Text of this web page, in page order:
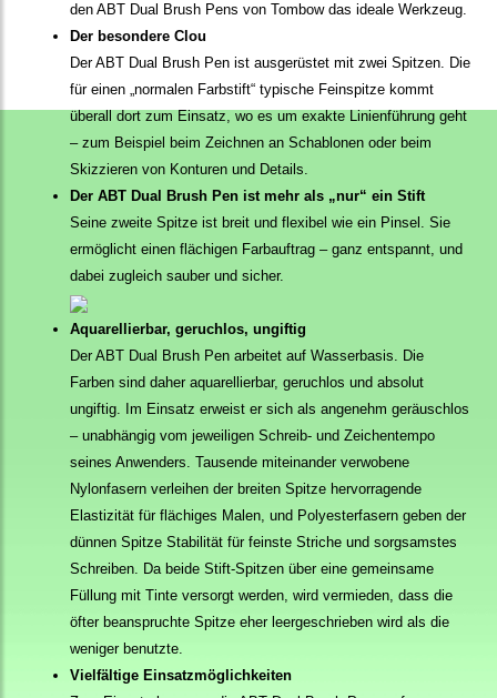
den ABT Dual Brush Pens von Tombow das ideale Werkzeug.
Der besondere Clou
Der ABT Dual Brush Pen ist ausgerüstet mit zwei Spitzen. Die
für einen „normalen Farbstift“ typische Feinspitze kommt
überall dort zum Einsatz, wo es um exakte Linienführung geht
– zum Beispiel beim Zeichnen an Schablonen oder beim
Skizzieren von Konturen und Details.
Der ABT Dual Brush Pen ist mehr als „nur“ ein Stift
Seine zweite Spitze ist breit und flexibel wie ein Pinsel. Sie
ermöglicht einen flächigen Farbauftrag – ganz entspannt, und
dabei zugleich sauber und sicher.
Aquarellierbar, geruchlos, ungiftig
Der ABT Dual Brush Pen arbeitet auf Wasserbasis. Die
Farben sind daher aquarellierbar, geruchlos und absolut
ungiftig. Im Einsatz erweist er sich als angenehm geräuschlos
– unabhängig vom jeweiligen Schreib- und Zeichentempo
seines Anwenders. Tausende miteinander verwobene
Nylonfasern verleihen der breiten Spitze hervorragende
Elastizität für flächiges Malen, und Polyesterfasern geben der
dünnen Spitze Stabilität für feinste Striche und sorgsamstes
Schreiben. Da beide Stift-Spitzen über eine gemeinsame
Füllung mit Tinte versorgt werden, wird vermieden, dass die
öfter beanspruchte Spitze eher leergeschrieben wird als die
weniger benutzte.
Vielfältige Einsatzmöglichkeiten